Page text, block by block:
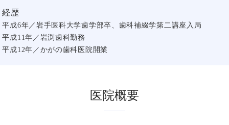
経歴
平成6年／岩手医科大学歯学部卒、歯科補綴学第二講座入局
平成11年／岩渕歯科勤務
平成12年／かがの歯科医院開業
医院概要